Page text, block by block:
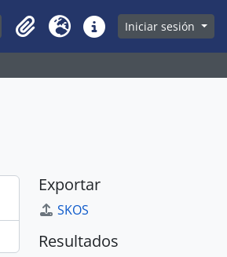
Search in browse page
Clipboard
Idioma Enlaces rápidos
Iniciar sesión
Exportar
SKOS
Resultados